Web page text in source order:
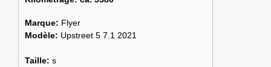
Marque: Flyer
Modèle: Upstreet 5 7.1 2021
Taille: s